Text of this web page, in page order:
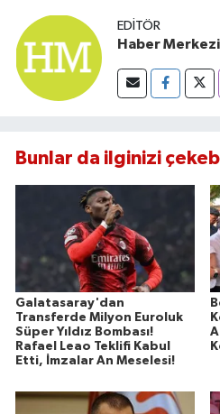
EDITÖR
Haber Merkezi
Bunlar da ilginizi
Galatasaray'dan
Transferde Milyon Euroluk
Süper Yıldız Bombası!
Rafael Leao Teklifi Kabul
Etti, İmzalar An Meselesi!